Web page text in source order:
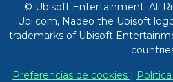
© Ubisoft Entertainment. All
Ubi.com, Nadeo the Ubisoft
trademarks of Ubisoft
Preferencias de cookies |